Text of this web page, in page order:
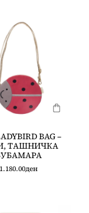
BAG –
ТAШНИЧКА
1.180.00ден